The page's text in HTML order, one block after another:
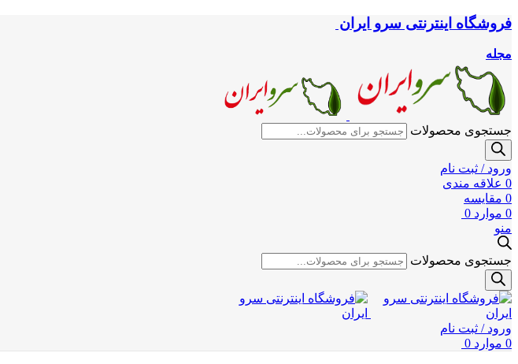
فروشگاه اینترنتی سرو ایران
مجله
جستجوی محصولات
ورود / ثبت نام
0 علاقه مندی
0 مقایسه
0 موارد 0
منو
جستجوی محصولات
ورود / ثبت نام
0 موارد 0